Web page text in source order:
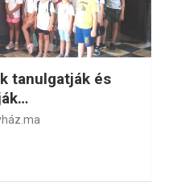
tanulgatják és